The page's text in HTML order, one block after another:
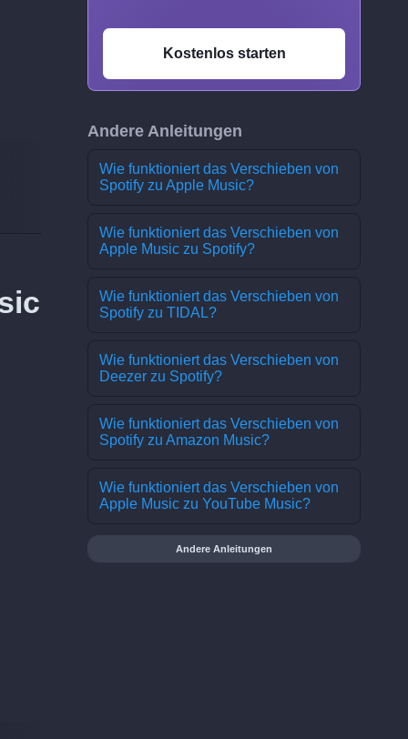
Kostenlos starten
Andere Anleitungen
Wie funktioniert das Verschieben von
Spotify zu Apple Music?
Wie funktioniert das Verschieben von
Apple Music zu Spotify?
Wie funktioniert das Verschieben von
Spotify zu TIDAL?
Wie funktioniert das Verschieben von
Deezer zu Spotify?
Wie funktioniert das Verschieben von
Spotify zu Amazon Music?
Wie funktioniert das Verschieben von
Apple Music zu YouTube Music?
Andere Anleitungen